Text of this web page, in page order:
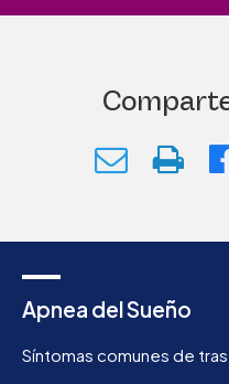
Apnea del Sueño
Síntomas comunes de